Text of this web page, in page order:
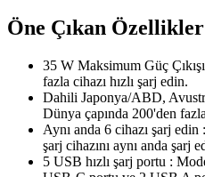
Öne Çıkan Özellikler
35 W Maksimum Güç
fazla cihazı hızlı şarj edin.
Dahili Japonya/ABD,
Dünya çapında 200'den
Aynı anda 6 cihazı şarj
şarj cihazını aynı anda şarj
5 USB hızlı şarj portu :